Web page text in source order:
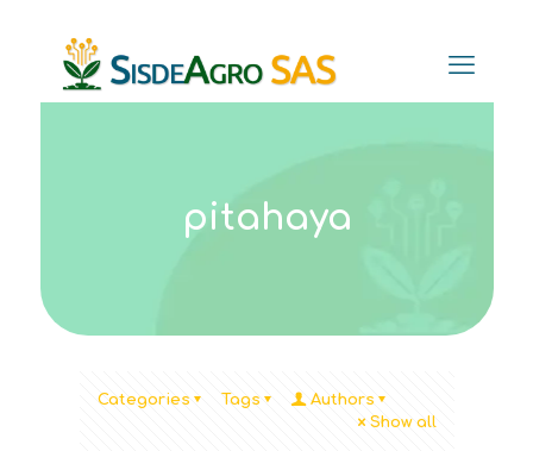
pitahaya
Categories Tags
Authors
Show all